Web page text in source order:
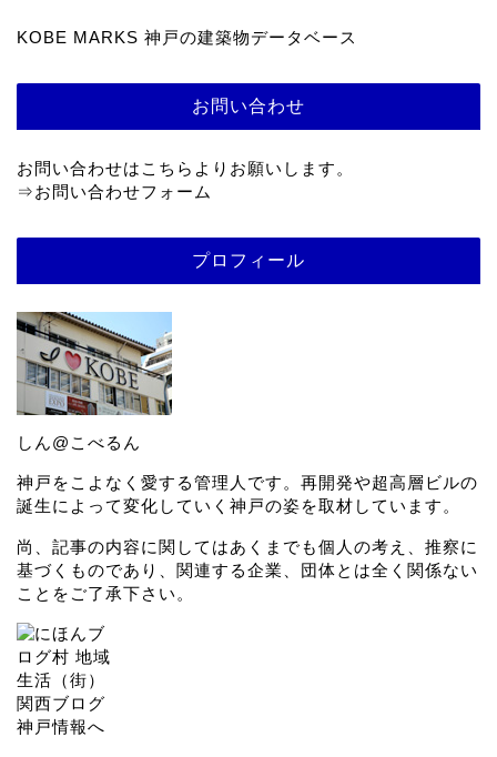
KOBE MARKS 神戸の建築物データベース
お問い合わせ
お問い合わせはこちらよりお願いします。
⇒お問い合わせフォーム
プロフィール
しん@こべるん
神戸をこよなく愛する管理人です。再開発や超高層ビルの
誕生によって変化していく神戸の姿を取材しています。
尚、記事の内容に関してはあくまでも個人の考え、推察に
基づくものであり、関連する企業、団体とは全く関係ない
ことをご了承下さい。